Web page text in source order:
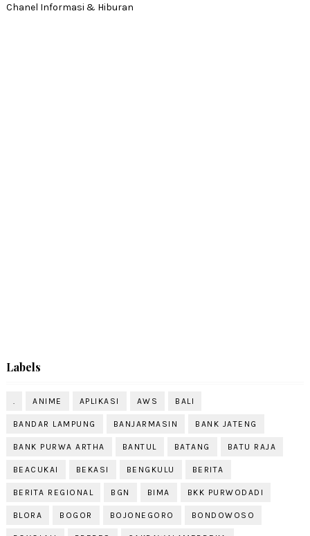
Chanel Informasi & Hiburan
Labels
. ANIME APLIKASI AWS BALI
BANDAR LAMPUNG BANJARMASIN BANK JATENG
BANK PURWA ARTHA BANTUL BATANG BATU RAJA
BEACUKAI BEKASI BENGKULU BERITA
BERITA REGIONAL BGN BIMA BKK PURWODADI
BLORA BOGOR BOJONEGORO BONDOWOSO